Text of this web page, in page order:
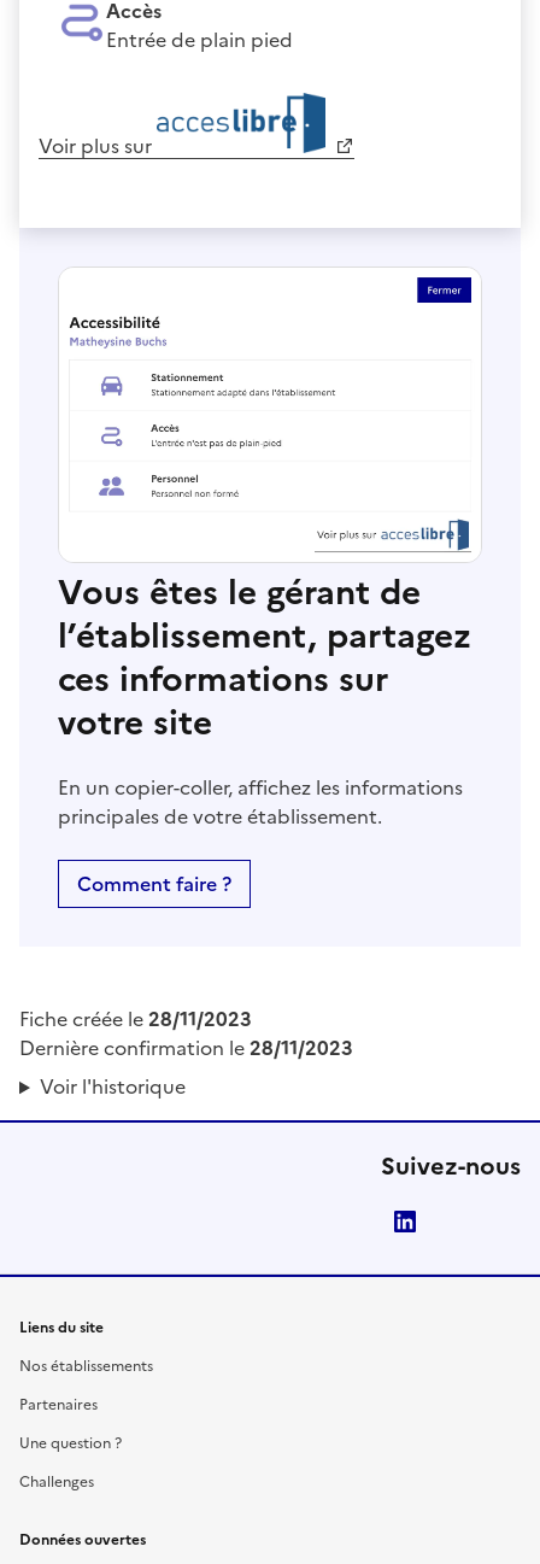
Accès
Entrée de plain pied
Voir plus sur
Vous êtes le gérant de
l’établissement, partagez
ces informations sur
votre site
En un copier-coller, affichez les informations
principales de votre établissement.
Comment faire ?
Fiche créée le28/11/2023
Dernière confirmation le28/11/2023
Voir l'historique
Suivez-nous
Liens du site
Nos établissements
Partenaires
Une question ?
Challenges
Données ouvertes